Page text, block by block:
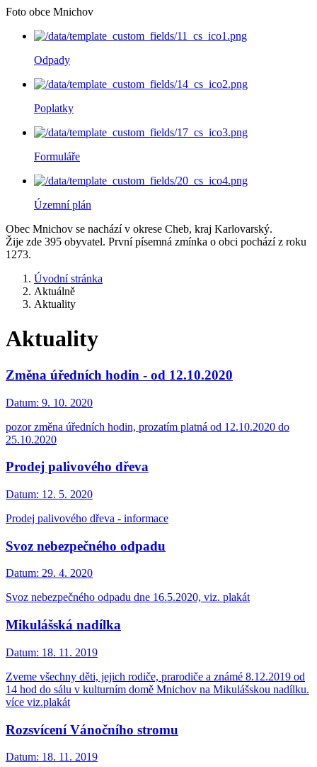
Foto obce Mnichov
Odpady
Poplatky
Formuláře
Územní plán
Obec Mnichov se nachází v okrese Cheb, kraj Karlovarský.
Žije zde 395 obyvatel. První písemná zmínka o obci pochází z roku
1273.
Úvodní stránka
Aktuálně
Aktuality
Aktuality
Změna úředních hodin - od 12.10.2020
Datum: 9. 10. 2020
pozor změna úředních hodin, prozatím platná od 12.10.2020 do
25.10.2020
Prodej palivového dřeva
Datum: 12. 5. 2020
Prodej palivového dřeva - informace
Svoz nebezpečného odpadu
Datum: 29. 4. 2020
Svoz nebezpečného odpadu dne 16.5.2020, viz. plakát
Mikulášská nadílka
Datum: 18. 11. 2019
Zveme všechny děti, jejich rodiče, prarodiče a známé 8.12.2019 od
14 hod do sálu v kulturním domě Mnichov na Mikulášskou nadílku.
více viz.plakát
Rozsvícení Vánočního stromu
Datum: 18. 11. 2019